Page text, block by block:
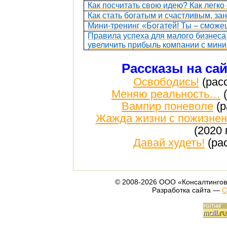
Как посчитать свою идею? Как
Как стать богатым и счастливым,
Мини-тренинг «Богатей! Ты –
Правила успеха для малого
увеличить прибыль компании с
Рассказы на
Освободись!
Меняю реальность…
Вампир поневоле
Жажда жизни с
(2020
Давай худеть!
© 2008-2026 ООО
Разработка сайта —